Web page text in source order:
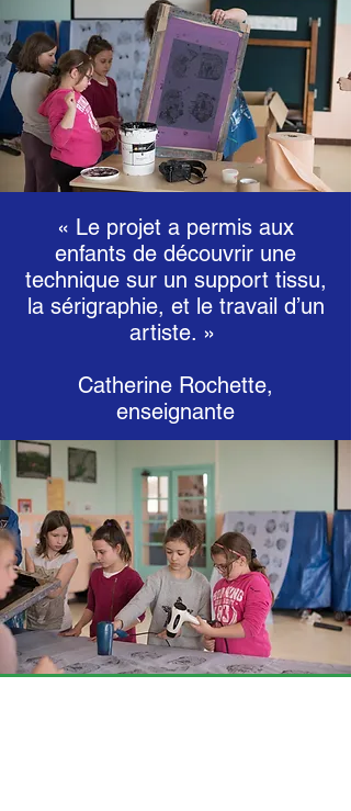
« Le projet a permis aux
enfants de découvrir une
technique sur un support tissu,
la sérigraphie, et le travail d’un
artiste. »
Catherine Rochette,
enseignante